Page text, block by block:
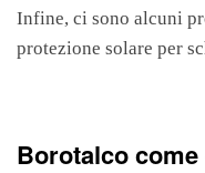
Infine, ci sono alcuni
protezione solare per
Borotalco